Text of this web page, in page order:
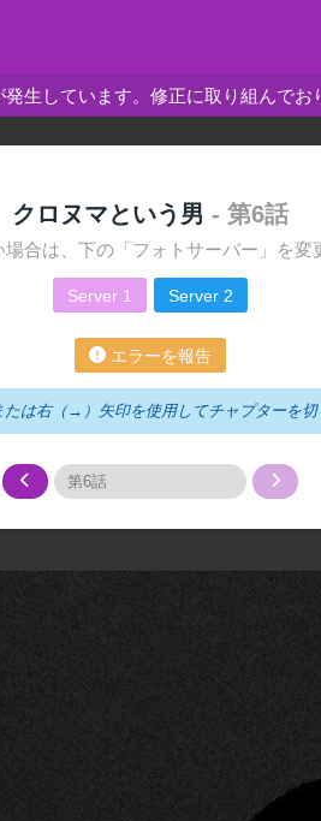
生しています。修正に取り組んでお
クロヌマという男 - 第6話
合は、下の「フォトサーバー」を変
Server 1 Server 2
エラーを報告
は右（→）矢印を使用してチャプターを切